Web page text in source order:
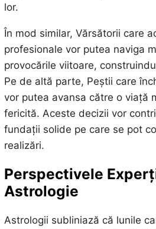
lor.
În mod similar, Vărsătorii care
profesionale vor putea naviga
provocările viitoare,
Pe de altă parte, Peștii care
vor putea avansa către o viață
fericită. Aceste decizii vor
fundații solide pe care se pot
realizări.
Perspectivele
Astrologie
Astrologii subliniază că lunile